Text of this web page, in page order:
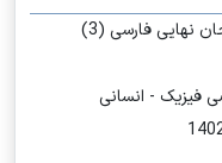
سولات و پاسخنامه امتحان نهایی فارسی (3)
فیزیک - انسانی